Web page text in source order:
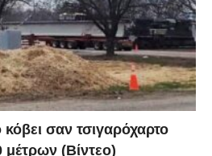
σαν τσιγαρόχαρτο
μέτρων (Βίντεο)